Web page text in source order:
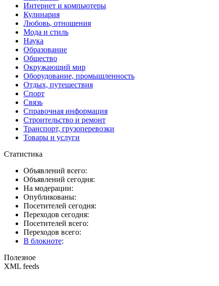
Интернет и компьютеры
Кулинария
Любовь, отношения
Мода и стиль
Наука
Образование
Общество
Окружающий мир
Оборудование, промышленность
Отдых, путешествия
Спорт
Связь
Справочная информация
Строительство и ремонт
Транспорт, грузоперевозки
Товары и услуги
Статистика
Объявлений всего:
Объявлений сегодня:
На модерации:
Опубликованы:
Посетителей сегодня:
Переходов сегодня:
Посетителей всего:
Переходов всего:
В блокноте:
Полезное
XML feeds